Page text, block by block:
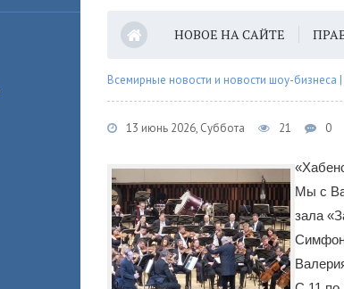
НОВОЕ НА САЙТЕ
Всемирные новости и новости шоу-бизнеса
13 июнь 2026, Суббота 21 0
Мы с
зала